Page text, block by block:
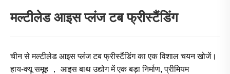
मल्टीलेड आइस प्लंज टब फ्रीस्टैंडिंग
चीन से मल्टीलेड आइस प्लंज टब फ्रीस्टैंडिंग का एक विशाल चयन खोजें।
हाय-क्यू समूह ， आइस बाथ उद्योग में एक बड़ा निर्माण, प्रीमियम